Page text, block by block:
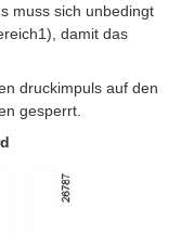
muss sich unbedingt
damit das
druckimpuls auf den
gesperrt.